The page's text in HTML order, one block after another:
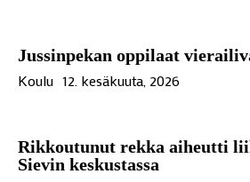
Jussinpekan oppilaat
Koulu 12. kesäkuuta, 2026
Rikkoutunut rekka aiheutti
Sievin keskustassa